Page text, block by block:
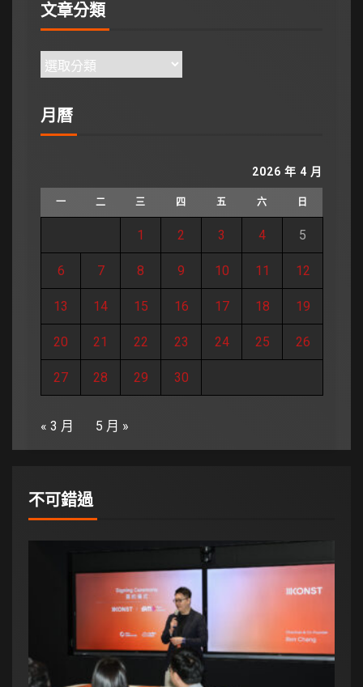
文章分類
月曆
2026 年 4 月
一 二 三 四 五 六 日
1 2 3 4 5
6 7 8 9 10 11 12
13 14 15 16 17 18 19
20 21 22 23 24 25 26
27 28 29 30
« 3 月 5 月 »
不可錯過